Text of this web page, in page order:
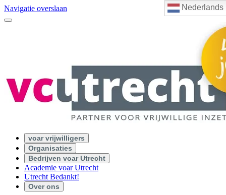
Nederlands
Navigatie overslaan
voar vrijwilligers
Organisaties
Bedrijven voar Utrecht
Academie voar Utrecht
Utrecht Bedankt!
Over ons